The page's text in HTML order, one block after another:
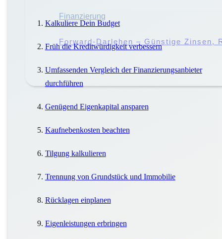
Miete|Mieter
Miete Vs. Pacht: Worin Liegen Die
Finanzierung
Forward-Darlehen – Günstige Zinsen,
Kalkuliere Dein Budget
Früh die Kreditwürdigkeit verbessern
Umfassenden Vergleich der Finanzierungsanbieter
durchführen
Genügend Eigenkapital ansparen
Kaufnebenkosten beachten
Tilgung kalkulieren
Trennung von Grundstück und Immobilie
Rücklagen einplanen
Eigenleistungen erbringen